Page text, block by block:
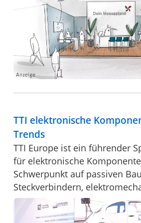
TTI elektronische
Trends
TTI Europe ist ein führender
für elektronische
Schwerpunkt auf passiven
Steckverbindern,